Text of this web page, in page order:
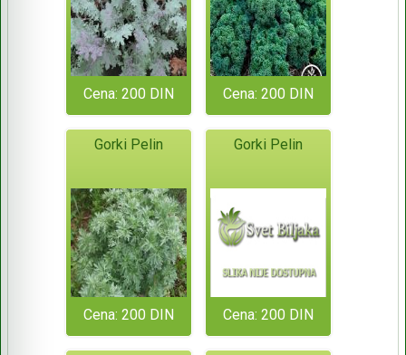
Cena: 200 DIN Cena: 200 DIN
Gorki Pelin
Cena: 200 DIN
Gorki Pelin
Cena: 200 DIN